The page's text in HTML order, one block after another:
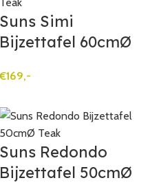
Suns Simi
Bijzettafel 60cmØ
€169,-
Suns Redondo
Bijzettafel 50cmØ